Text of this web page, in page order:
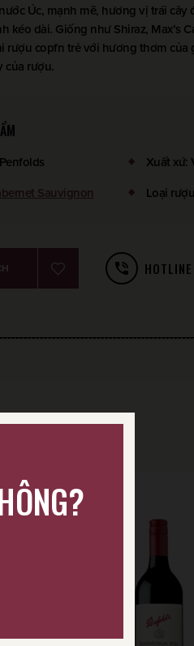
Úc, mạnh mẽ, hương vị trái cây
kéo dài. Giống như Shiraz, Max’s
rượu copfn trẻ với hương thơm của
của rượu.
Penfolds Xuất xứ:
Sauvignon Loại rượu
HOTLINE